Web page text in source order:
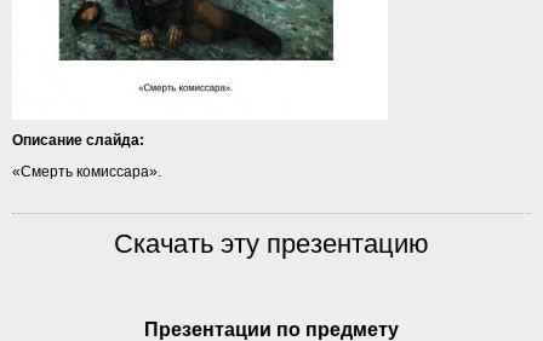
Описание слайда:
«Смерть комиссара».
Скачать эту презентацию
Презентации по предмету